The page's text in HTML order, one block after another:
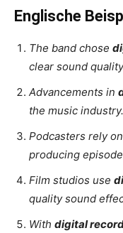
Englische
The band chose
clear sound
Advancements in
the music industry.
Podcasters rely on
producing
Film studios use
quality sound
With digital